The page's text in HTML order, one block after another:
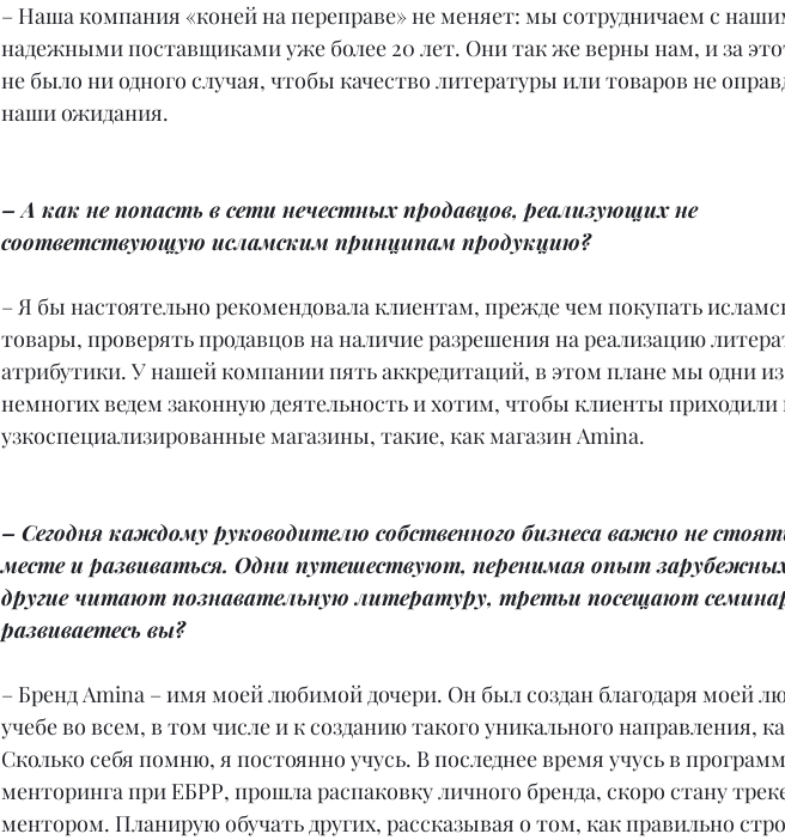
– Наша компания «коней на переправе» не меняет: мы сотрудничаем с
надежными поставщиками уже более 20 лет. Они так же верны нам, и за
не было ни одного случая, чтобы качество литературы или товаров не
наши ожидания.
– А как не попасть в сети нечестных продавцов, реализующих не
соответствующую исламским принципам продукцию?
– Я бы настоятельно рекомендовала клиентам, прежде чем покупать
товары, проверять продавцов на наличие разрешения на реализацию
атрибутики. У нашей компании пять аккредитаций, в этом плане мы одни из
немногих ведем законную деятельность и хотим, чтобы клиенты приходили
узкоспециализированные магазины, такие, как магазин Amina.
– Сегодня каждому руководителю собственного бизнеса важно не
месте и развиваться. Одни путешествуют, перенимая опыт
другие читают познавательную литературу, третьи посещают
развиваетесь вы?
– Бренд Amina – имя моей любимой дочери. Он был создан благодаря моей
учебе во всем, в том числе и к созданию такого уникального направления,
Сколько себя помню, я постоянно учусь. В последнее время учусь в
менторинга при ЕБРР, прошла распаковку личного бренда, скоро стану
ментором. Планирую обучать других, рассказывая о том, как правильно